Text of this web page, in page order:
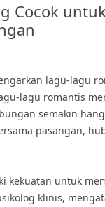
Cocok
lagu-lagu
lagu romantis
semakin
pasangan,
kekuatan untuk
klinis,